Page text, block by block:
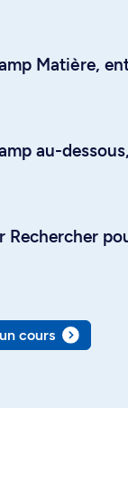
Matière,
au-
Rechercher
cours